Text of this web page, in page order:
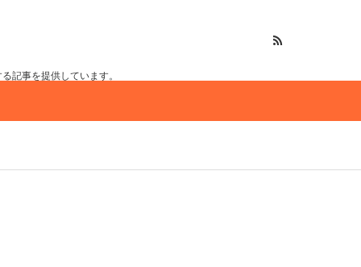
記事を提供しています。